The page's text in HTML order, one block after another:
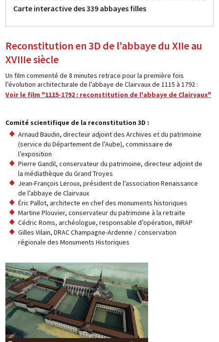
Carte interactive des 339 abbayes filles
Reconstitution en 3D de l’abbaye du XIIe au
XVIIIe siècle
Un film commenté de 8 minutes retrace pour la première fois
l’évolution architecturale de l’abbaye de Clairvaux de 1115 à 1792 :
Voir le film "1115-1792 : reconstitution de l'abbaye de Clairvaux"
Comité scientifique de la reconstitution 3D :
Arnaud Baudin, directeur adjoint des Archives et du patrimoine
(service du Département de l’Aube), commissaire de
l’exposition
Pierre Gandil, conservateur du patrimoine, directeur adjoint de
la médiathèque du Grand Troyes
Jean-François Leroux, président de l’association Renaissance
de l’abbaye de Clairvaux
Éric Pallot, architecte en chef des monuments historiques
Martine Plouvier, conservateur du patrimoine à la retraite
Cédric Roms, archéologue, responsable d’opération, INRAP
Gilles Vilain, DRAC Champagne-Ardenne / conservation
régionale des Monuments Historiques